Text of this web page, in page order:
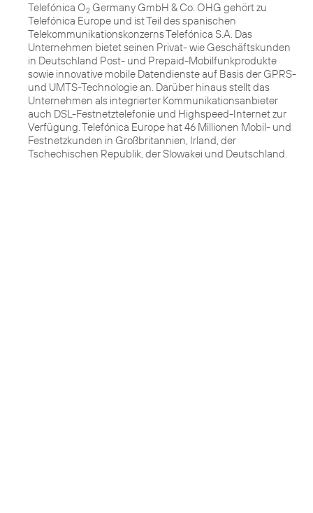
Telefónica O2 Germany GmbH & Co. OHG gehört zu
Telefónica Europe und ist Teil des spanischen
Telekommunikationskonzerns Telefónica S.A. Das
Unternehmen bietet seinen Privat- wie Geschäftskunden
in Deutschland Post- und Prepaid-Mobilfunkprodukte
sowie innovative mobile Datendienste auf Basis der GPRS-
und UMTS-Technologie an. Darüber hinaus stellt das
Unternehmen als integrierter Kommunikationsanbieter
auch DSL-Festnetztelefonie und Highspeed-Internet zur
Verfügung. Telefónica Europe hat 46 Millionen Mobil- und
Festnetzkunden in Großbritannien, Irland, der
Tschechischen Republik, der Slowakei und Deutschland.